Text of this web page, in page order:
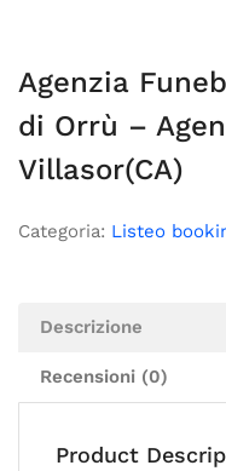
Agenzia
di Orrù –
Villasor(CA)
Categoria: Listeo
Descrizione
Recensioni (0)
Product